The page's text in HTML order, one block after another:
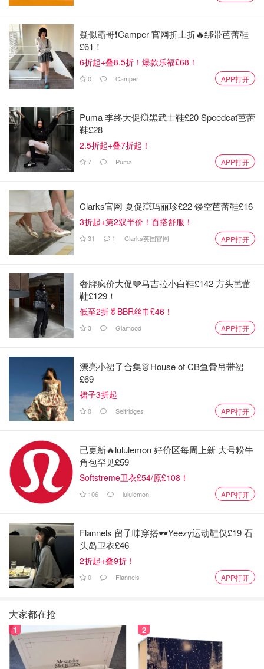
不要挤压
存放包包的时候，给每个包包足够的空间，千万不要相互挤
压。尤其注意一下包链，像是chanel会有很多金属链条，最
好放在包包里面，在外面的话压倒包包表面会很心塞。还有
不要轻易自己动手修护
任何包包，不论是chanel还是hermes，或者是别的品牌，
尽量不要自己做皮具保养，尤其是自己涂所谓的皮革保养
千万不要自己上皮革保养油，尤其是真皮的产品，任何类型
的皮革都一样。有一些品牌有自己在出售皮革保养的产品，
但是还是建议去询问品牌的专柜人员要如何使用，毕竟不是
每款皮革都适合。
因为是要是真皮的皮革，大多都是经过化学试剂或植物性物
质处理过后才变成制作包包的皮革原料，所以你不确定你的
皮革保养产品是不是可以用在你的包包上，会不会对它的皮
革发生化学变化，破坏皮革组织。
疑似霸哥❗️Camper 官网折上折🔥绑带芭蕾鞋
£61！
6折起+叠8.5折！爆款乐福£68！
0 Camper APP打开
Puma 季终大促💥黑武士鞋£20 Speedcat芭蕾
鞋£28
2.5折起+叠7折起！
7 Puma APP打开
Clarks官网 夏促💥玛丽珍£22 镂空芭蕾鞋£16
3折起+第2双半价！百搭舒服！
31 1 Clarks英国官网 APP打开
奢牌疯价大促🩶马吉拉小白鞋£142 方头芭蕾
鞋£129！
低至2折🥬BBR丝巾£46！
3 Glamood APP打开
漂亮小裙子合集👗House of CB鱼骨吊带裙
£69
裙子3折起
0 Selfridges APP打开
已更新🔥lululemon 好价区每周上新 大号粉牛
角包罕见£59
Softstreme卫衣£54/原£108！
106 lululemon APP打开
Flannels 留子味穿搭🕶️Yeezy运动鞋仅£19 石
头岛卫衣£46
2折起+叠9折！
0 Flannels APP打开
大家都在抢
1 2